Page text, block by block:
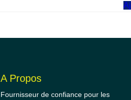
A Propos
Fournisseur de confiance pour les